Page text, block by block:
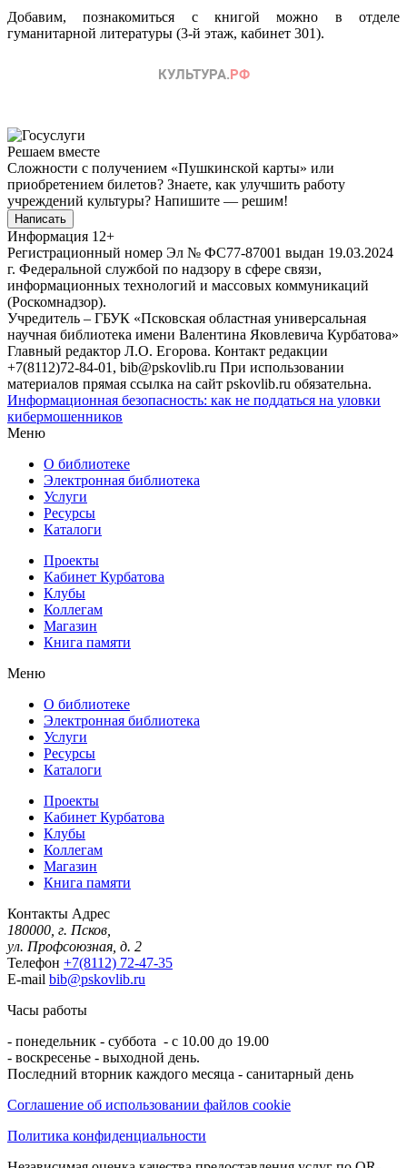
Добавим, познакомиться с книгой можно в отделе
гуманитарной литературы (3-й этаж, кабинет 301).
Решаем вместе
Сложности с получением «Пушкинской карты» или
приобретением билетов? Знаете, как улучшить работу
учреждений культуры? Напишите — решим!
Написать
Информация 12+
Регистрационный номер Эл № ФС77-87001 выдан 19.03.2024
г. Федеральной службой по надзору в сфере связи,
информационных технологий и массовых коммуникаций
(Роскомнадзор).
Учредитель – ГБУК «Псковская областная универсальная
научная библиотека имени Валентина Яковлевича Курбатова»
Главный редактор Л.О. Егорова. Контакт редакции
+7(8112)72-84-01, bib@pskovlib.ru При использовании
материалов прямая ссылка на сайт pskovlib.ru обязательна.
Информационная безопасность: как не поддаться на уловки
кибермошенников
Меню
О библиотеке
Электронная библиотека
Услуги
Ресурсы
Каталоги
Проекты
Кабинет Курбатова
Клубы
Коллегам
Магазин
Книга памяти
Меню
О библиотеке
Электронная библиотека
Услуги
Ресурсы
Каталоги
Проекты
Кабинет Курбатова
Клубы
Коллегам
Магазин
Книга памяти
Контакты Адрес
180000, г. Псков,
ул. Профсоюзная, д. 2
Телефон +7(8112) 72-47-35
E-mail bib@pskovlib.ru
Часы работы
- понедельник - суббота - с 10.00 до 19.00
- воскресенье - выходной день.
Последний вторник каждого месяца - санитарный день
Соглашение об использовании файлов cookie
Политика конфиденциальности